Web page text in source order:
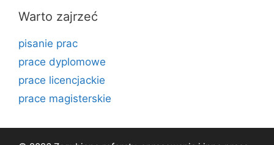
Warto zajrzeć
pisanie prac
prace dyplomowe
prace licencjackie
prace magisterskie